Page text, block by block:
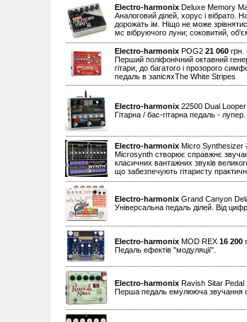
Electro-harmonix Deluxe Memory
Аналоговий ділей, хорус і вібрато.
дорожать ім. Ніщо не може
мс вібруючого луни; соковитий,
Electro-harmonix POG2 21 060 грн.
Перший поліфонічний октавний
гітари, до багатого і прозорого
педаль в запісяхThe White Stripes
Electro-harmonix 22500 Dual Looper
Гітарна / бас-гітарна педаль - лупер.
Electro-harmonix Micro Synthesizer
Microsynth створює справжнє
класичних вантажних звуків
що забезпечують гітаристу
Electro-harmonix Grand Canyon
Універсальна педаль ділей. Від
Electro-harmonix MOD REX 16 200
Педаль ефектів "модуляції".
Electro-harmonix Ravish Sitar Pedal
Перша педаль емулююча звучання